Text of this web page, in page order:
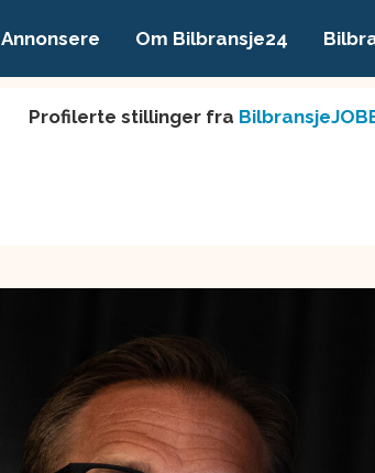
Annonsere Om Bilbransje24
Profilerte stillinger fra